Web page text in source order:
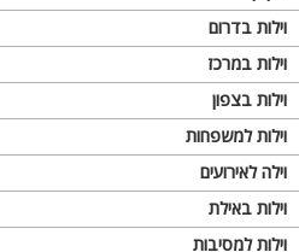
וילות בדרום
וילות במרכז
וילות בצפון
וילות למשפחות
וילה לאירועים
וילות באילת
וילות למסיבות